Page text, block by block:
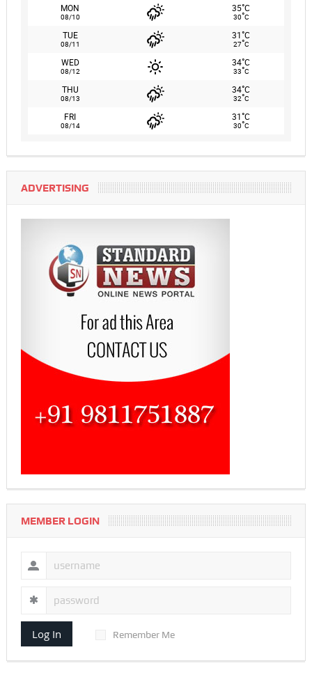
MON
08/10
35°C
30°C
TUE
08/11
31°C
27°C
WED
08/12
34°C
33°C
THU
08/13
34°C
32°C
FRI
08/14
31°C
30°C
ADVERTISING
MEMBER LOGIN
Log In Remember Me